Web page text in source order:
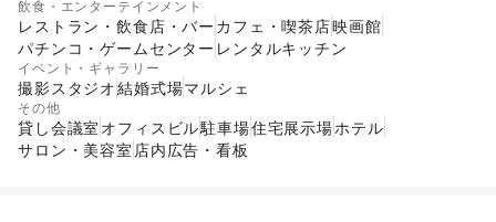
飲食・エンターテインメント
レストラン・飲食店・バー カフェ・喫茶店映画館
パチンコ・ゲームセンター レンタルキッチン
イベント・ギャラリー
撮影スタジオ結婚式場マルシェ
その他
貸し会議室 オフィスビル駐車場住宅展示場ホテル
サロン・美容室 店内広告・看板